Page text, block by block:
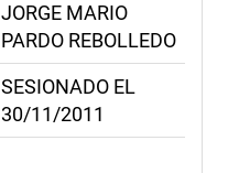
JORGE MARIO
PARDO REBOLLEDO
SESIONADO EL
30/11/2011